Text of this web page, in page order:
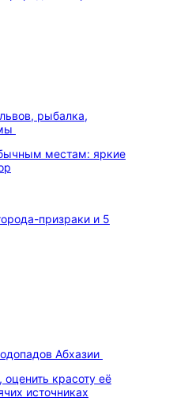
рыбалка,
местам: яркие
Абхазии
оценить красоту её
источниках